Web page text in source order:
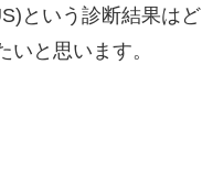
という診断結果は
と思います。